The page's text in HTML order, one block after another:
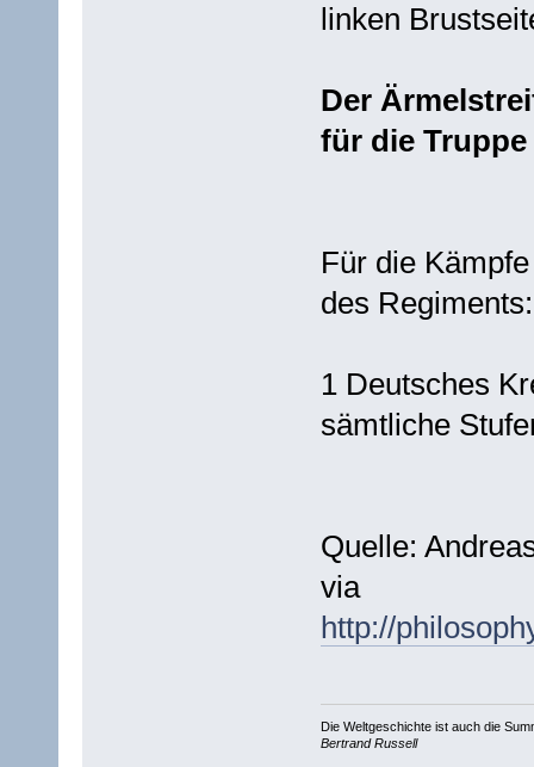
linken
Der
für die
Für die
des Regiments:
1 Deutsches
sämtliche
Quelle:
via
http://
Die Weltgeschichte ist auch die
Bertrand Russell